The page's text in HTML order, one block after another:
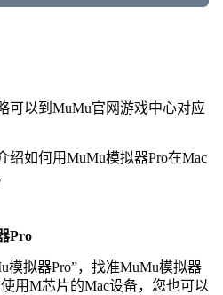
可以到MuMu官网游戏中心对应
绍如何用MuMu模拟器Pro在Mac
Pro
模拟器Pro”，找准MuMu模拟器
用M芯片的Mac设备，您也可以